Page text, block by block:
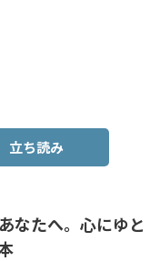
立ち読み
なたへ。心にゆと